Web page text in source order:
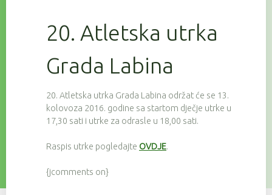
20. Atletska utrka
Grada Labina
20. Atletska utrka Grada Labina održat će se 13.
kolovoza 2016. godine sa startom dječje utrke u
17,30 sati i utrke za odrasle u 18,00 sati.
Raspis utrke pogledajte OVDJE.
{jcomments on}